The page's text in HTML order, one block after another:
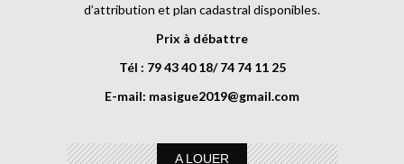
d’attribution et plan cadastral disponibles.
Prix à débattre
Tél : 79 43 40 18/ 74 74 11 25
E-mail: masigue2019@gmail.com
A LOUER